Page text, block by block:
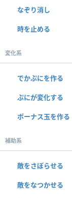
なぞり消し
時を止める
変化系
でかぷにを作る
ぷにが変化する
ボーナス玉を作る
補助系
敵をさぼらせる
敵をなつかせる